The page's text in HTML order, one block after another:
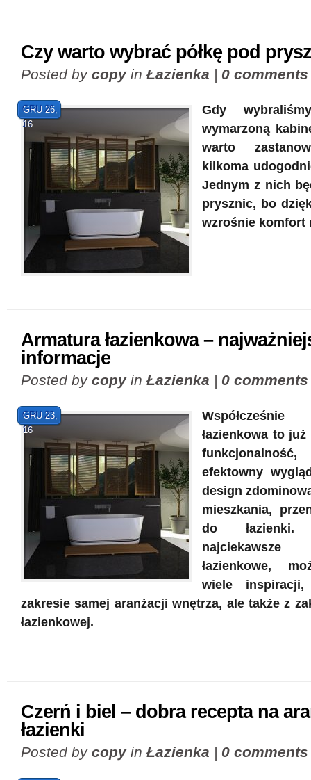
Czy warto wybrać półkę pod
Posted by copyin Łazienka | 0 comments
GRU 26,
16
Gdy
wymarzoną
warto
kilkoma
Jednym z nich
prysznic, bo
wzrośnie komfort
Armatura łazienkowa –
informacje
Posted by copyin Łazienka | 0 comments
GRU 23,
16
łazienkowa to
efektowny
design
mieszkania,
do łazienki.
łazienkowe,
wiele
zakresie samej aranżacji wnętrza, ale także z
łazienkowej.
Czerń i biel – dobra recepta na
łazienki
Posted by copyin Łazienka | 0 comments